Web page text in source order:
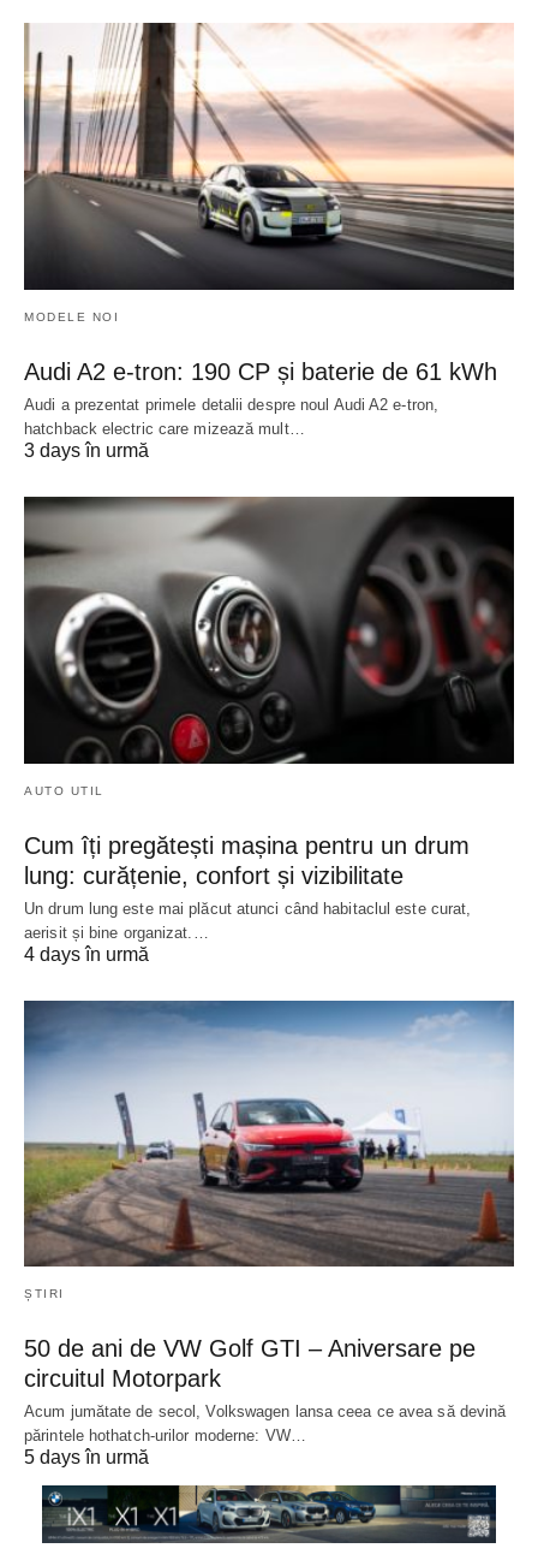
MODELE NOI
Audi A2 e-tron: 190 CP și baterie de 61 kWh
Audi a prezentat primele detalii despre noul Audi A2 e-tron,
hatchback electric care mizează mult…
3 days în urmă
AUTO UTIL
Cum îți pregătești mașina pentru un drum
lung: curățenie, confort și vizibilitate
Un drum lung este mai plăcut atunci când habitaclul este curat,
aerisit și bine organizat.…
4 days în urmă
ȘTIRI
50 de ani de VW Golf GTI – Aniversare pe
circuitul Motorpark
Acum jumătate de secol, Volkswagen lansa ceea ce avea să devină
părintele hothatch-urilor moderne: VW…
5 days în urmă